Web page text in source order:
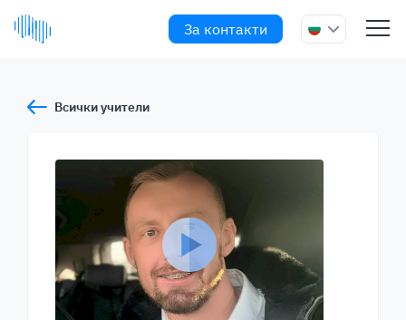
За контакти
Всички учители